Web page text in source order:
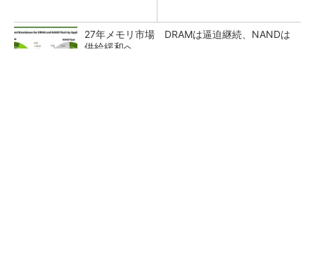
27年メモリ市場 DRAMは逼迫継続、NANDは
供給緩和へ